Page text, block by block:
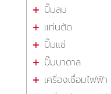
ปั๊มลม
แท่นตัด
ปั๊มแช่
ปั๊มบาดาล
เครื่องเชื่อมไฟฟ้า